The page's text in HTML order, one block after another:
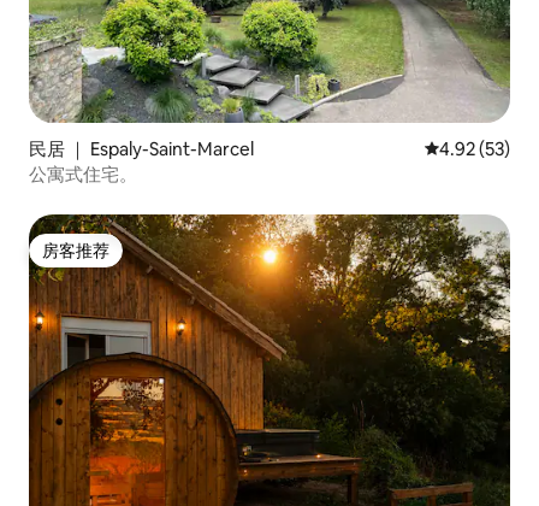
民居 ｜ Espaly-Saint-Marcel 平均评分
4.92 (53)
公寓式住宅。
房客推荐
房客推荐